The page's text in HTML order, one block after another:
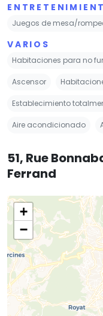
Juegos de mesa/
VARIOS
Habitaciones para no
Ascensor
Establecimiento
Aire acondicionado
51, Rue
Ferrand
+
−